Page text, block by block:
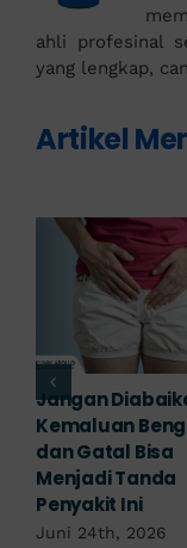
ahli profesinal
yang lengkap,
Artikel
Jangan
Kemaluan
dan Gatal Bisa
Menjadi Tanda
Penyakit Ini
Juni 24th, 2026